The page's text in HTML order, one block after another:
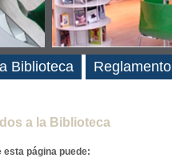
a la Biblioteca
esta página puede:
Biblioteca Reglamento